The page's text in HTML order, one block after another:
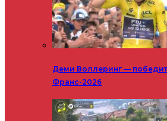
Деми Воллеринг —
Франс-2026